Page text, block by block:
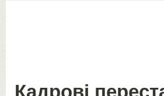
Кадрові